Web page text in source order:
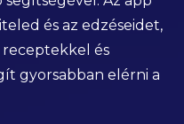
és az edzéseidet,
és
gyorsabban elérni a